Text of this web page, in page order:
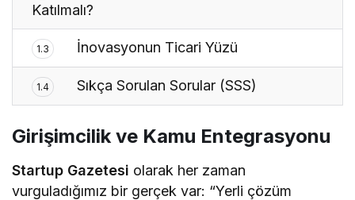
Katılmalı?
1.3 İnovasyonun Ticari Yüzü
1.4 Sıkça Sorulan Sorular (SSS)
Girişimcilik ve Kamu Entegrasyonu
Startup Gazetesi olarak her zaman
vurguladığımız bir gerçek var: “Yerli çözüm